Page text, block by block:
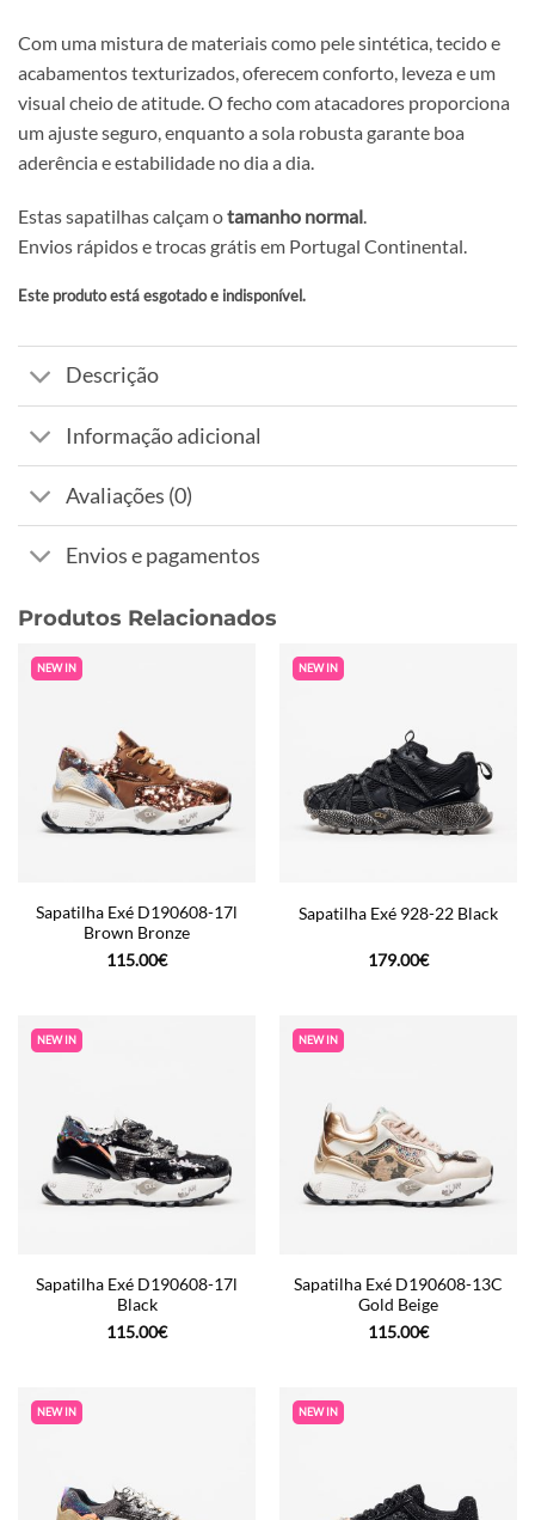
Com uma mistura de materiais como pele sintética, tecido e
acabamentos texturizados, oferecem conforto, leveza e um
visual cheio de atitude. O fecho com atacadores proporciona
um ajuste seguro, enquanto a sola robusta garante boa
aderência e estabilidade no dia a dia.
Estas sapatilhas calçam otamanho normal.
Envios rápidos e trocas grátis em Portugal Continental.
Este produto está esgotado e indisponível.
Alternative:
Descrição
Informação adicional
Avaliações (0)
Envios e pagamentos
Produtos Relacionados
NEW IN
Sapatilha Exé D190608-17l
Brown Bronze
115.00€
NEW IN
Sapatilha Exé 928-22 Black
179.00€
NEW IN
Sapatilha Exé D190608-17l
Black
115.00€
NEW IN
Sapatilha Exé D190608-13C
Gold Beige
115.00€
NEW IN NEW IN